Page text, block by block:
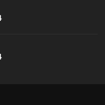
O
R$159.94.
O